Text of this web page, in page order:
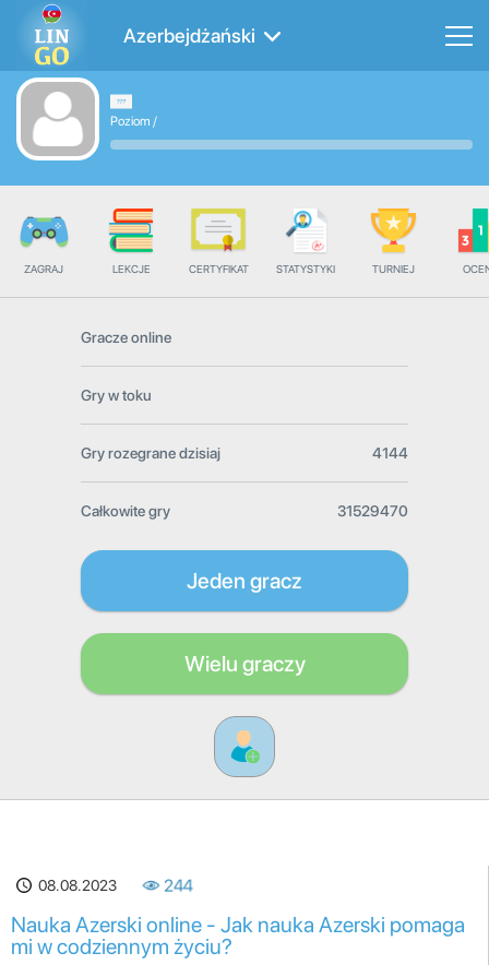
Azerbejdżański
Poziom /
ZAGRAJ LEKCJE CERTYFIKAT STATYSTYKI TURNIEJ
Gracze online
Gry w toku
Gry rozegrane dzisiaj 4144
Całkowite gry 31529470
Jeden gracz
Wielu graczy
08.08.2023 244
Nauka Azerski online - Jak nauka Azerski pomaga
mi w codziennym życiu?